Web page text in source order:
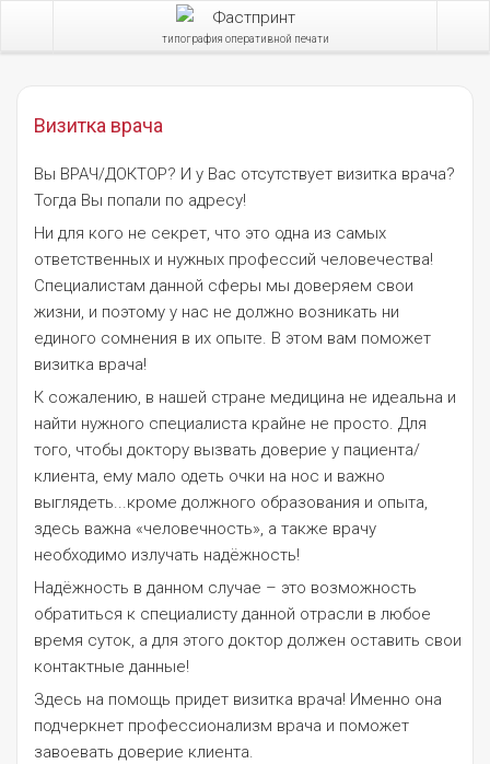
типография оперативной печати
Визитка врача
Вы ВРАЧ/ДОКТОР? И у Вас отсутствует визитка врача?
Тогда Вы попали по адресу!
Ни для кого не секрет, что это одна из самых
ответственных и нужных профессий человечества!
Специалистам данной сферы мы доверяем свои
жизни, и поэтому у нас не должно возникать ни
единого сомнения в их опыте. В этом вам поможет
визитка врача!
К сожалению, в нашей стране медицина не идеальна и
найти нужного специалиста крайне не просто. Для
того, чтобы доктору вызвать доверие у пациента/
клиента, ему мало одеть очки на нос и важно
выглядеть...кроме должного образования и опыта,
здесь важна «человечность», а также врачу
необходимо излучать надёжность!
Надёжность в данном случае – это возможность
обратиться к специалисту данной отрасли в любое
время суток, а для этого доктор должен оставить свои
контактные данные!
Здесь на помощь придет визитка врача! Именно она
подчеркнет профессионализм врача и поможет
завоевать доверие клиента.